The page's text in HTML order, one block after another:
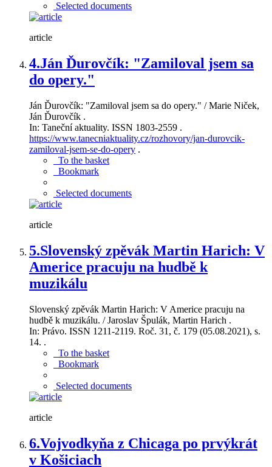
Selected documents
article
4.Ján Ďurovčík: "Zamiloval jsem sa
do opery."
Ján Ďurovčík: "Zamiloval jsem sa do opery." / Marie Niček,
Ján Ďurovčík .
In: Taneční aktuality. ISSN 1803-2559 .
https://www.tanecniaktuality.cz/rozhovory/jan-durovcik-
zamiloval-jsem-se-do-opery .
To the basket
Bookmark
Selected documents
article
5.Slovenský zpěvák Martin Harich: V
Americe pracuju na hudbě k
muzikálu
Slovenský zpěvák Martin Harich: V Americe pracuju na
hudbě k muzikálu. / Jaroslav Špulák, Martin Harich .
In: Právo. ISSN 1211-2119. Roč. 31, č. 179 (05.08.2021), s.
14. .
To the basket
Bookmark
Selected documents
article
6.Vojvodkyňa z Chicaga po prvýkrát
v Košiciach